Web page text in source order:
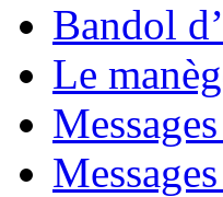
Bandol
Le